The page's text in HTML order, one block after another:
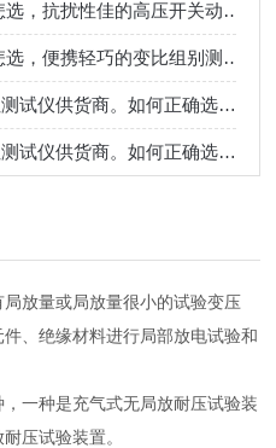
2026 年供应商靠谱商家怎选，抗扰性佳的高压开关动特性测试仪供应商甄别
2026 年供应商靠谱商家怎选，便携轻巧的变比组别测试仪选购指南
读数稳定！2026绝缘电阻测试仪供货商。如何正确选择适合的厂家
抗潮耐用！2026接地电阻测试仪供货商。如何正确选择适合的厂家
放量或局放量很小的试验变压
、绝缘材料进行局部放电试验和
一种是充气式无局放耐压试验装
压试验装置。